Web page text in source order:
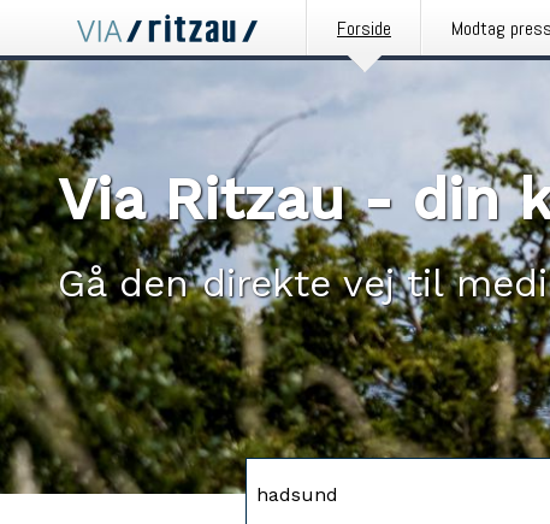
Forside Modtag
Via Ritzau - din
Gå den direkte vej til